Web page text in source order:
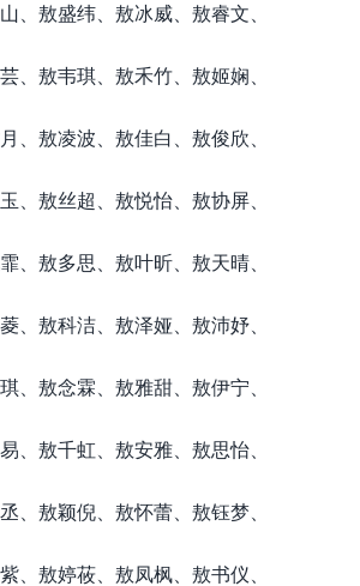
、敖盛纬、敖冰威、敖睿文、
、敖韦琪、敖禾竹、敖姬娴、
、敖凌波、敖佳白、敖俊欣、
、敖丝超、敖悦怡、敖协屏、
、敖多思、敖叶昕、敖天晴、
、敖科洁、敖泽娅、敖沛妤、
、敖念霖、敖雅甜、敖伊宁、
、敖千虹、敖安雅、敖思怡、
、敖颖倪、敖怀蕾、敖钰梦、
、敖婷莜、敖凤枫、敖书仪、